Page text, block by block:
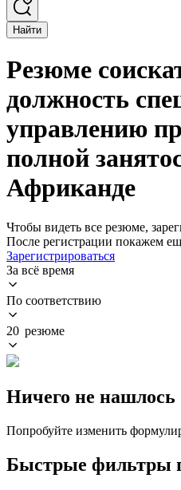
Найти
Резюме
должность
управлению
полной
Африканде
Чтобы видеть все резюме,
После регистрации покажем
Зарегистрироваться
За всё время
По соответствию
20 резюме
Ничего не нашлось
Попробуйте изменить
Быстрые фильтры